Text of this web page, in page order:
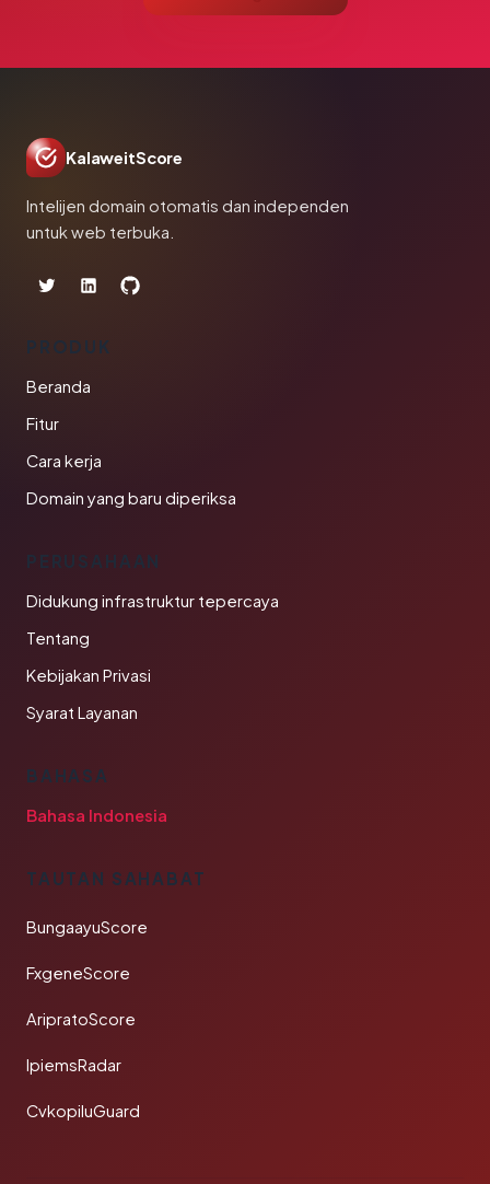
KalaweitScore
Intelijen domain otomatis dan independen
untuk web terbuka.
PRODUK
Beranda
Fitur
Cara kerja
Domain yang baru diperiksa
PERUSAHAAN
Didukung infrastruktur tepercaya
Tentang
Kebijakan Privasi
Syarat Layanan
BAHASA
Bahasa Indonesia
TAUTAN SAHABAT
BungaayuScore
FxgeneScore
AripratoScore
IpiemsRadar
CvkopiluGuard